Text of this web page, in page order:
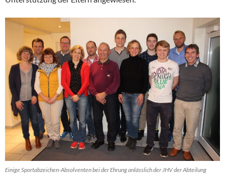
Einige Sportabzeichen-Absolventen bei der Ehrung anlässlich der JHV der Abteilung